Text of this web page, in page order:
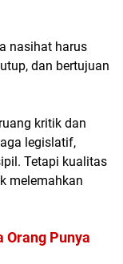
nasihat harus
dan bertujuan
kritik dan
legislatif,
Tetapi kualitas
melemahkan
Punya